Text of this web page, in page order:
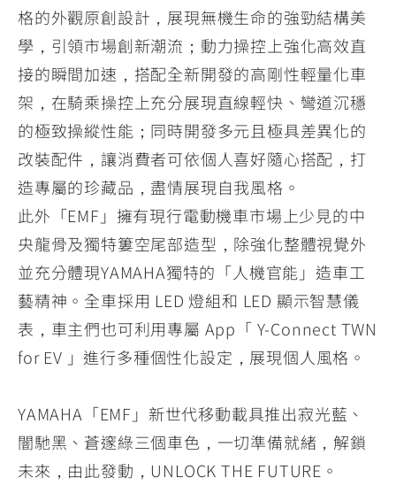
格的外觀原創設計，展現無機生命的強勁結構美
學，引領市場創新潮流；動力操控上強化高效直
接的瞬間加速，搭配全新開發的高剛性輕量化車
架，在騎乘操控上充分展現直線輕快、彎道沉穩
的極致操縱性能；同時開發多元且極具差異化的
改裝配件，讓消費者可依個人喜好隨心搭配，打
造專屬的珍藏品，盡情展現自我風格。
此外「EMF」擁有現行電動機車市場上少見的中
央龍骨及獨特簍空尾部造型，除強化整體視覺外
並充分體現YAMAHA獨特的「人機官能」造車工
藝精神。全車採用 LED 燈組和 LED 顯示智慧儀
表，車主們也可利用專屬 App「 Y-Connect TWN
for EV 」進行多種個性化設定，展現個人風格。
YAMAHA「EMF」新世代移動載具推出寂光藍、
闇馳黑、蒼邃綠三個車色，一切準備就緒，解鎖
未來，由此發動，UNLOCK THE FUTURE。